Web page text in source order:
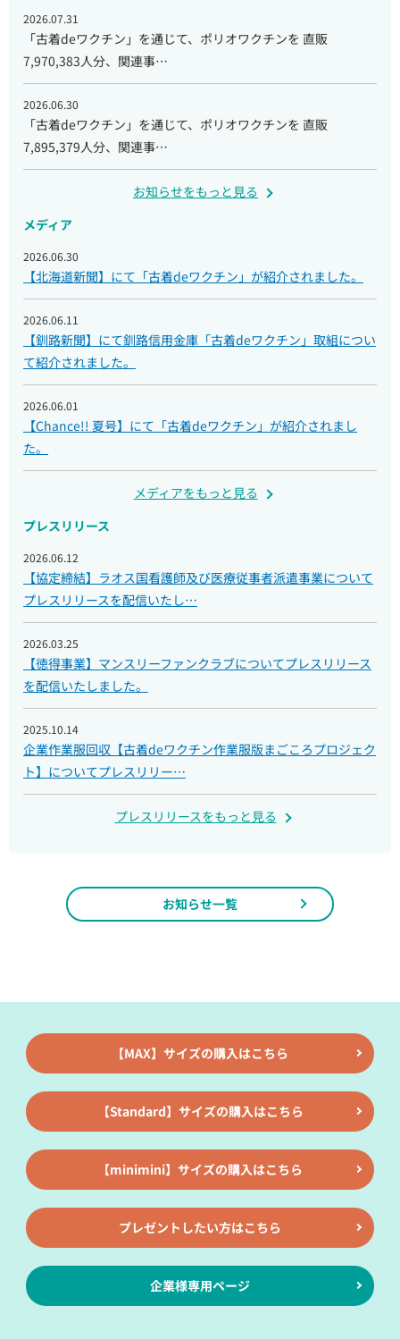
2026.07.31
「古着deワクチン」を通じて、ポリオワクチンを 直販
7,970,383人分、関連事…
2026.06.30
「古着deワクチン」を通じて、ポリオワクチンを 直販
7,895,379人分、関連事…
お知らせをもっと見る
メディア
2026.06.30
【北海道新聞】にて「古着deワクチン」が紹介されました。
2026.06.11
【釧路新聞】にて釧路信用金庫「古着deワクチン」取組につい
て紹介されました。
2026.06.01
【Chance!! 夏号】にて「古着deワクチン」が紹介されまし
た。
メディアをもっと見る
プレスリリース
2026.06.12
【協定締結】ラオス国看護師及び医療従事者派遣事業について
プレスリリースを配信いたし…
2026.03.25
【徳得事業】マンスリーファンクラブについてプレスリリース
を配信いたしました。
2025.10.14
企業作業服回収【古着deワクチン作業服版まごころプロジェク
ト】についてプレスリリー…
プレスリリースをもっと見る
お知らせ一覧
【MAX】サイズの購入はこちら
【Standard】サイズの購入はこちら
【minimini】サイズの購入はこちら
プレゼントしたい方はこちら
企業様専用ページ